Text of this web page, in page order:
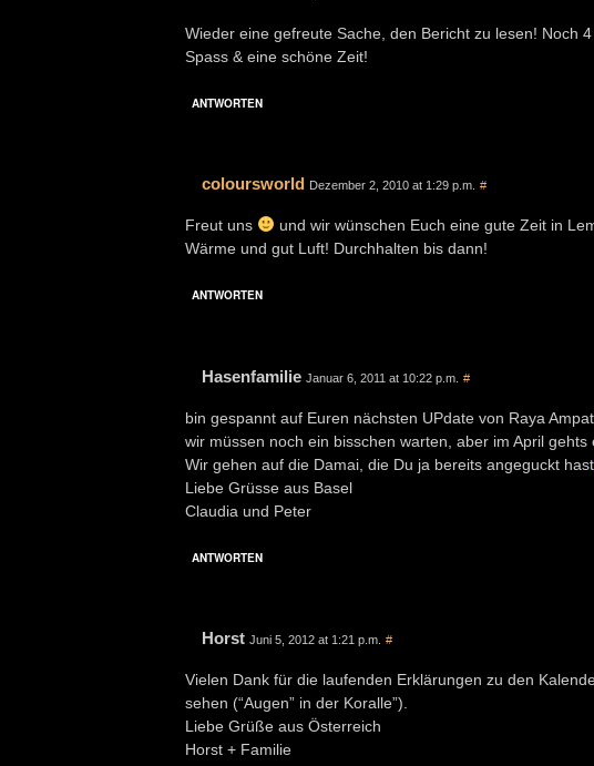
Wieder eine gefreute Sache, den Bericht zu lesen! Noch
Spass & eine schöne Zeit!
ANTWORTEN
coloursworld Dezember 2, 2010 at 1:29 p.m. #
Freut uns
und wir wünschen Euch eine gute Zeit in
Wärme und gut Luft! Durchhalten bis dann!
ANTWORTEN
Hasenfamilie Januar 6, 2011 at 10:22 p.m. #
bin gespannt auf Euren nächsten UPdate von Raya
wir müssen noch ein bisschen warten, aber im April gehts
Wir gehen auf die Damai, die Du ja bereits angeguckt hast
Liebe Grüsse aus Basel
Claudia und Peter
ANTWORTEN
Horst Juni 5, 2012 at 1:21 p.m. #
Vielen Dank für die laufenden Erklärungen zu den
sehen (“Augen” in der Koralle”).
Liebe Grüße aus Österreich
Horst + Familie